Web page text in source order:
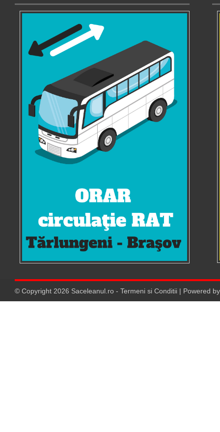
© Copyright 2026 Saceleanul.ro - Termeni si Conditii | Powered